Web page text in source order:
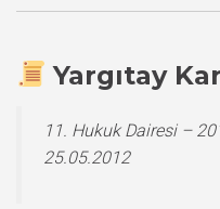
Yargıtay
11. Hukuk Dairesi –
25.05.2012